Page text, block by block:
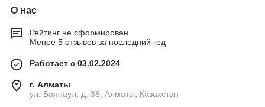
О нас
Рейтинг не сформирован
Менее 5 отзывов за последний год
Работает с 03.02.2024
г. Алматы
ул. Баянаул, д. 36, Алматы, Казахстан